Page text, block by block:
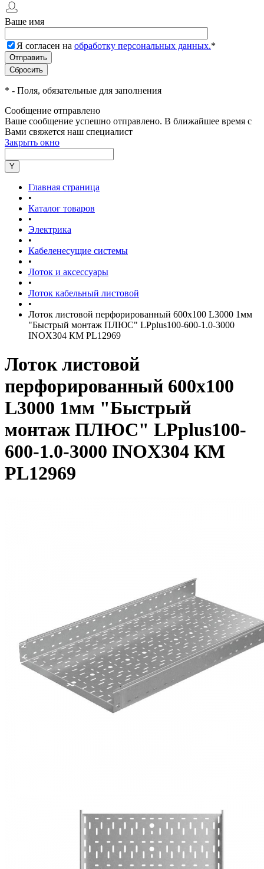
Ваше имя
Я согласен на обработку персональных данных.*
* - Поля, обязательные для заполнения
Сообщение отправлено
Ваше сообщение успешно отправлено. В ближайшее время с
Вами свяжется наш специалист
Закрыть окно
Главная страница
•
Каталог товаров
•
Электрика
•
Кабеленесущие системы
•
Лоток и аксессуары
•
Лоток кабельный листовой
•
Лоток листовой перфорированный 600х100 L3000 1мм
"Быстрый монтаж ПЛЮС" LPplus100-600-1.0-3000
INOX304 КМ PL12969
Лоток листовой
перфорированный 600х100
L3000 1мм "Быстрый
монтаж ПЛЮС" LPplus100-
600-1.0-3000 INOX304 КМ
PL12969